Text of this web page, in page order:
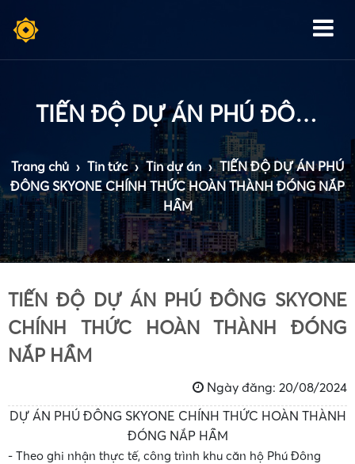
TIẾN ĐỘ DỰ ÁN PHÚ ĐÔNG SKYONE CHÍNH THỨC HOÀN THÀNH ĐÓNG NẮP HẦM
Trang chủ › Tin tức › Tin dự án › TIẾN ĐỘ DỰ ÁN PHÚ
ĐÔNG SKYONE CHÍNH THỨC HOÀN THÀNH ĐÓNG NẮP
HẦM
TIẾN ĐỘ DỰ ÁN PHÚ ĐÔNG SKYONE
CHÍNH THỨC HOÀN THÀNH ĐÓNG
NẮP HẦM
Ngày đăng: 20/08/2024
DỰ ÁN PHÚ ĐÔNG SKYONE CHÍNH THỨC HOÀN THÀNH
ĐÓNG NẮP HẦM
- Theo ghi nhận thực tế, công trình khu căn hộ Phú Đông